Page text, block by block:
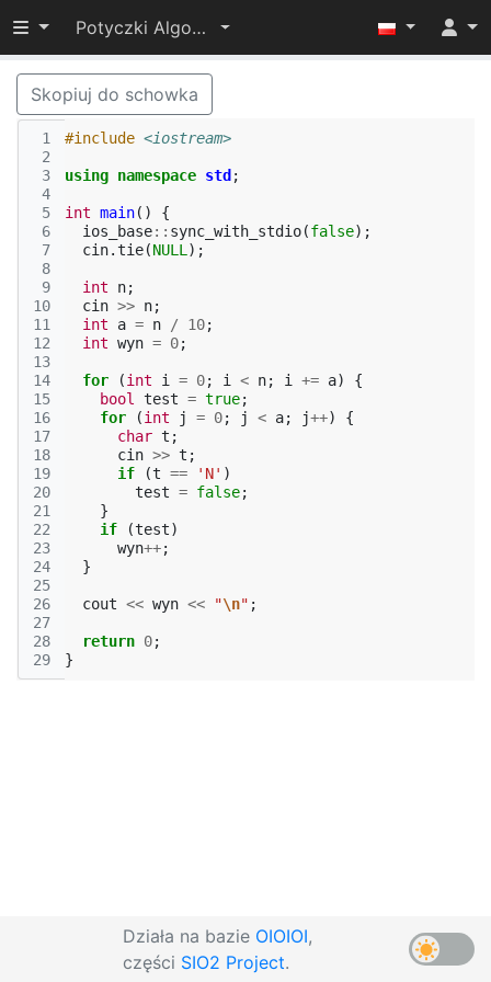
Przełącz widoczność menu
Potyczki Algorytmiczne 2022
Skopiuj do schowka
1
2
3
4
5
6
7
8
9
10
11
12
13
14
15
16
17
18
19
20
21
22
23
24
25
26
27
28
29
#include <iostream>
using namespace std ;
int main()
{
ios_base:: sync_with_stdio(false);
cin.tie(NULL );
int n;
cin >> n;
int
a = n / 10;
int wyn = 0;
for (int i = 0; i < n; i += a)
{
bool
test = true;
for
(int j = 0; j < a; j++)
{
char t ;
cin >> t ;
if
(t == 'N' )
test = false;
}
if
(test)
wyn++;
}
cout << wyn << "\n" ;
return 0;
}
Działa na bazie OIOIOI,
części SIO2 Project.